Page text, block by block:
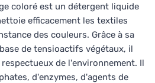
coloré est un détergent liquide
efficacement les textiles
des couleurs. Grâce à sa
de tensioactifs végétaux, il
de l'environnement. Il
d'enzymes, d'agents de